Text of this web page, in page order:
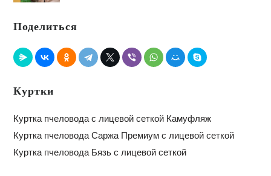
Поделиться
Куртки
Куртка пчеловода с лицевой сеткой Камуфляж
Куртка пчеловода Саржа Премиум с лицевой сеткой
Куртка пчеловода Бязь с лицевой сеткой